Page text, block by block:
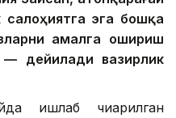
эга бошқа
амалга ошириш
дейилади вазирлик
ишлаб чиқарилган